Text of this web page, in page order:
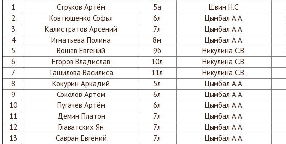
1
Струков Артём 5а Швин Н.С.
2
Ковтюшенко Софья 6л Цымбал А.А.
3
Калистратов Арсений 7л Цымбал А.А.
4
Игнатьева Полина 8м Цымбал А.А.
5
Вошев Евгений 9б Никулина С.В.
6
Егоров Владислав 10л Никулина С.В.
7
Тащилова Василиса 11л Никулина С.В.
8
Кокурин Аркадий 5л Цымбал А.А.
9
Соколов Артём 6л Цымбал А.А.
10
Пугачев Артём 6л Цымбал А.А.
11
Демин Платон 7л Цымбал А.А.
12
Главатских Ян 7л Цымбал А.А.
13
Савран Евгений 7л Цымбал А.А.